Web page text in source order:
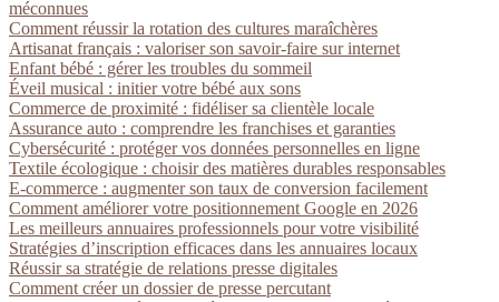
méconnues
Comment réussir la rotation des cultures maraîchères
Artisanat français : valoriser son savoir-faire sur internet
Enfant bébé : gérer les troubles du sommeil
Éveil musical : initier votre bébé aux sons
Commerce de proximité : fidéliser sa clientèle locale
Assurance auto : comprendre les franchises et garanties
Cybersécurité : protéger vos données personnelles en ligne
Textile écologique : choisir des matières durables responsables
E-commerce : augmenter son taux de conversion facilement
Comment améliorer votre positionnement Google en 2026
Les meilleurs annuaires professionnels pour votre visibilité
Stratégies d’inscription efficaces dans les annuaires locaux
Réussir sa stratégie de relations presse digitales
Comment créer un dossier de presse percutant